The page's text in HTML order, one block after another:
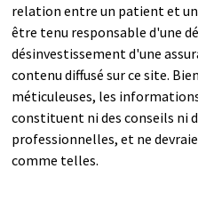
relation entre un patient et
être tenu responsable d'une
désinvestissement d'une
contenu diffusé sur ce site.
méticuleuses, les
constituent ni des conseils ni
professionnelles, et ne
comme telles.